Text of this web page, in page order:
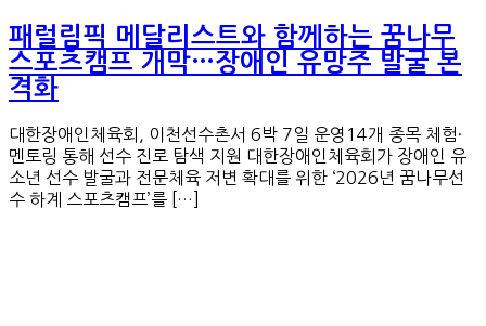
패럴림픽 메달리스트와 함께하는 꿈나무
스포츠캠프 개막…장애인 유망주 발굴 본
격화
대한장애인체육회, 이천선수촌서 6박 7일 운영14개 종목 체험·
멘토링 통해 선수 진로 탐색 지원 대한장애인체육회가 장애인 유
소년 선수 발굴과 전문체육 저변 확대를 위한 ‘2026년 꿈나무선
수 하계 스포츠캠프’를 […]